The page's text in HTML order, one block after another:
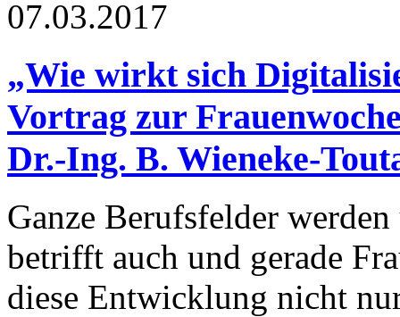
07.03.2017
„Wie wirkt sich
Vortrag zur
Dr.-Ing. B. Wieneke-
Ganze Berufsfelder
betrifft auch und gerade
diese Entwicklung nicht